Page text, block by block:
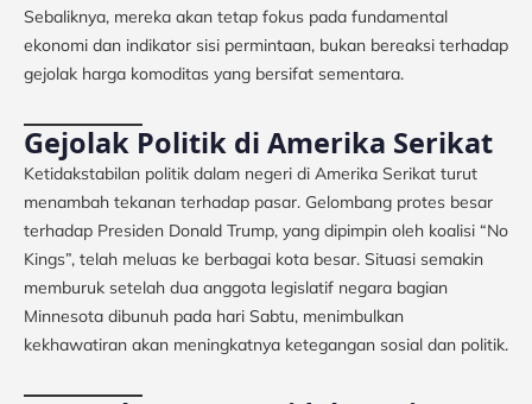
Sebaliknya, mereka akan tetap fokus pada fundamental
ekonomi dan indikator sisi permintaan, bukan bereaksi terhadap
gejolak harga komoditas yang bersifat sementara.
Gejolak Politik di Amerika Serikat
Ketidakstabilan politik dalam negeri di Amerika Serikat turut
menambah tekanan terhadap pasar. Gelombang protes besar
terhadap Presiden Donald Trump, yang dipimpin oleh koalisi “No
Kings”, telah meluas ke berbagai kota besar. Situasi semakin
memburuk setelah dua anggota legislatif negara bagian
Minnesota dibunuh pada hari Sabtu, menimbulkan
kekhawatiran akan meningkatnya ketegangan sosial dan politik.